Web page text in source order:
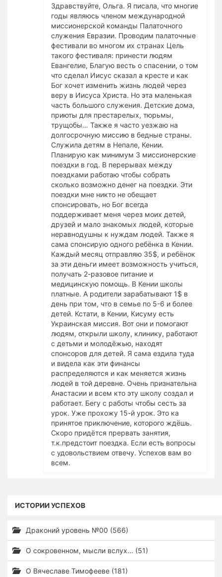
Здравствуйте, Ольга. Я писала, что многие
годы являюсь членом международной
миссионерской команды Палаточного
служения Евразии. Проводим палаточные
фестивали во многом их странах Цель
такого фестиваля: принести людям
Евангелие, Благую весть о спасении, о том
что сделал Иисус сказал а кресте и как
Бог хочет изменить жизнь людей через
веру в Иисуса Христа. Но эта маленькая
часть большого служения. Детские дома,
приюты для престарелых, тюрьмы,
трущобы… Также я часто уезжаю на
долгосрочную миссию в бедные страны.
Служила детям в Непале, Кении.
Планирую как минимум 3 миссионерские
поездки в год. В перерывах между
поездками работаю чтобы собрать
сколько возможно денег на поездки. Эти
поездки мне никто не обещает
спонсировать, но Бог всегда
поддерживает меня через моих детей,
друзей и мало знакомых людей, которые
неравнодушны к нуждам людей. Также я
сама спонсирую одного ребёнка в Кении.
Каждый месяц отправляю 35$, и ребёнок
за эти деньги имеет возможность учиться,
получать 2-разовое питание и
медицинскую помощь. В Кении школы
платные. А родители зарабатывают 1$ в
день при том, что в семье по 5-6 и более
детей. Кстати, в Кении, Кисуму есть
Украинская миссия. Вот они и помогают
людям, открыли школу, клинику, работают
с детьми и молодёжью, находят
спонсоров для детей. Я сама ездила туда
и видела как эти финансы
распределяются и как меняется жизнь
людей в той деревне. Очень признательна
Анастасии и всем кто эту школу создал и
работает. Бегу с работы чтобы сесть за
урок. Уже прохожу 15-й урок. Это ка
принятое приключение, которого ждёшь.
Скоро придётся прервать занятия,
т.к.предстоит поездка. Если есть вопросы
с удовольствием отвечу. Успехов вам во
всем.
ИСТОРИИ УСПЕХОВ
Драконий уровень №00 (566)
О сокровенном, мысли вслух... (51)
О Вячеславе Тимофееве (181)